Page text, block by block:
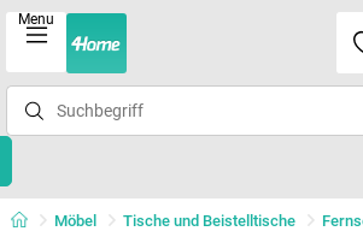
Menu
Möbel Tische und Beistelltische